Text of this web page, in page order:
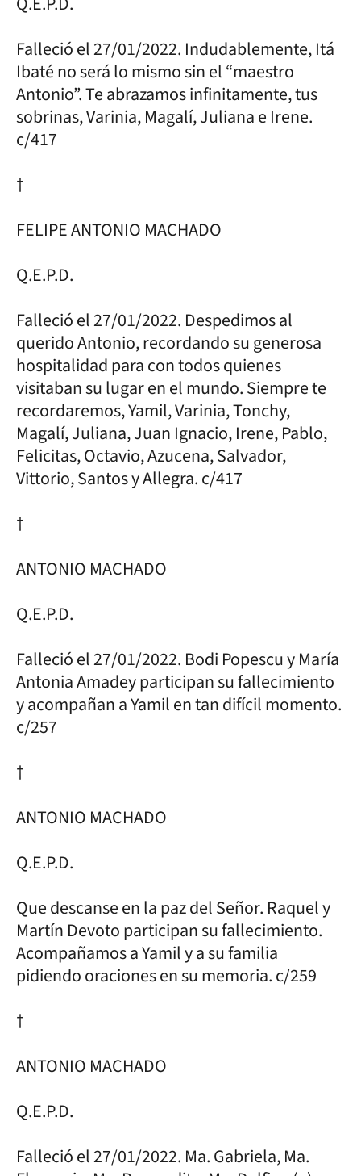
Falleció el 27/01/2022. Indudablemente, Itá
Ibaté no será lo mismo sin el “maestro
Antonio”. Te abrazamos infinitamente, tus
sobrinas, Varinia, Magalí, Juliana e Irene.
c/417
†
FELIPE ANTONIO MACHADO
Q.E.P.D.
Falleció el 27/01/2022. Despedimos al
querido Antonio, recordando su generosa
hospitalidad para con todos quienes
visitaban su lugar en el mundo. Siempre te
recordaremos, Yamil, Varinia, Tonchy,
Magalí, Juliana, Juan Ignacio, Irene, Pablo,
Felicitas, Octavio, Azucena, Salvador,
Vittorio, Santos y Allegra. c/417
†
ANTONIO MACHADO
Q.E.P.D.
Falleció el 27/01/2022. Bodi Popescu y María
Antonia Amadey participan su fallecimiento
y acompañan a Yamil en tan difícil momento.
c/257
†
ANTONIO MACHADO
Q.E.P.D.
Que descanse en la paz del Señor. Raquel y
Martín Devoto participan su fallecimiento.
Acompañamos a Yamil y a su familia
pidiendo oraciones en su memoria. c/259
†
ANTONIO MACHADO
Q.E.P.D.
Falleció el 27/01/2022. Ma. Gabriela, Ma.